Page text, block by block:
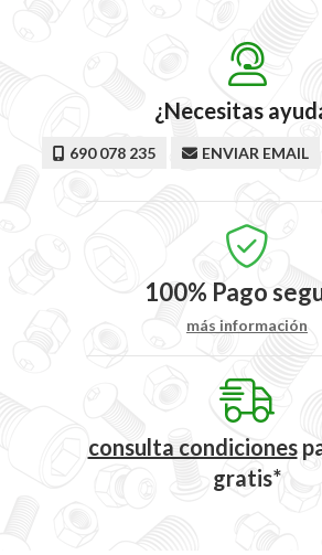
¿Necesitas
690 078 235 ENVIAR EMAIL
100% Pago
más información
consulta condiciones
gratis*